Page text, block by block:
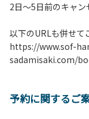
ださい。
ご予約したお客様
お断りさせていた
4.当施設の許可な
6.敷地内の地面で
​2日～5日前のキャ
以下のURLも併せて
https://www.sof-
予約に関するご